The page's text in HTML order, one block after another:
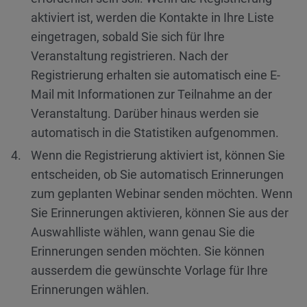
aktiviert ist, werden die Kontakte in Ihre Liste
eingetragen, sobald Sie sich für Ihre
Veranstaltung registrieren. Nach der
Registrierung erhalten sie automatisch eine E-
Mail mit Informationen zur Teilnahme an der
Veranstaltung. Darüber hinaus werden sie
automatisch in die Statistiken aufgenommen.
Wenn die Registrierung aktiviert ist, können Sie
entscheiden, ob Sie automatisch Erinnerungen
zum geplanten Webinar senden möchten. Wenn
Sie Erinnerungen aktivieren, können Sie aus der
Auswahlliste wählen, wann genau Sie die
Erinnerungen senden möchten. Sie können
ausserdem die gewünschte Vorlage für Ihre
Erinnerungen wählen.